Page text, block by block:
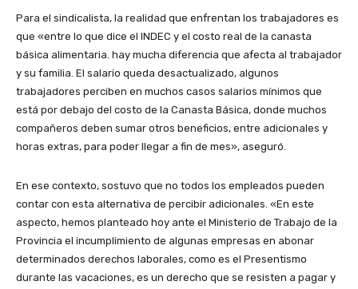
Para el sindicalista, la realidad que enfrentan los trabajadores es
que «entre lo que dice el INDEC y el costo real de la canasta
básica alimentaria. hay mucha diferencia que afecta al trabajador
y su familia. El salario queda desactualizado, algunos
trabajadores perciben en muchos casos salarios mínimos que
está por debajo del costo de la Canasta Básica, donde muchos
compañeros deben sumar otros beneficios, entre adicionales y
horas extras, para poder llegar a fin de mes», aseguró.
En ese contexto, sostuvo que no todos los empleados pueden
contar con esta alternativa de percibir adicionales. «En este
aspecto, hemos planteado hoy ante el Ministerio de Trabajo de la
Provincia el incumplimiento de algunas empresas en abonar
determinados derechos laborales, como es el Presentismo
durante las vacaciones, es un derecho que se resisten a pagar y